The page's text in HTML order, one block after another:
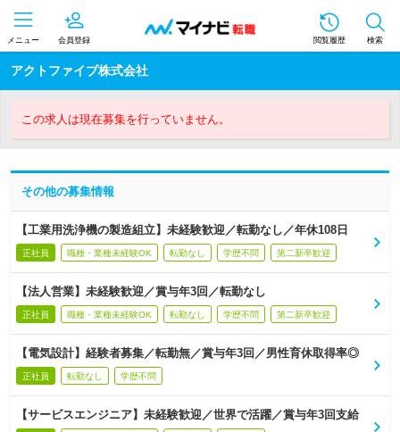
メニュー 会員登録 閲覧履歴 検索
アクトファイブ株式会社
この求人は現在募集を行っていません。
その他の募集情報
【工業用洗浄機の製造組立】未経験歓迎／転勤なし／年休108日
正社員 職種・業種未経験OK 転勤なし 学歴不問 第二新卒歓迎
【法人営業】未経験歓迎／賞与年3回／転勤なし
正社員 職種・業種未経験OK 転勤なし 学歴不問 第二新卒歓迎
【電気設計】経験者募集／転勤無／賞与年3回／男性育休取得率◎
正社員 転勤なし 学歴不問
【サービスエンジニア】未経験歓迎／世界で活躍／賞与年3回支給